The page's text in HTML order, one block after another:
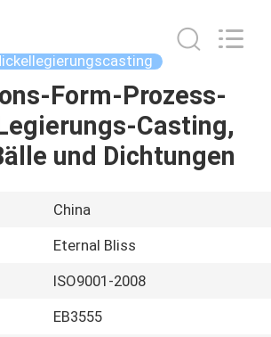
Form-Prozess-
Casting,
und Dichtungen
China
Eternal Bliss
ISO9001-2008
EB3555